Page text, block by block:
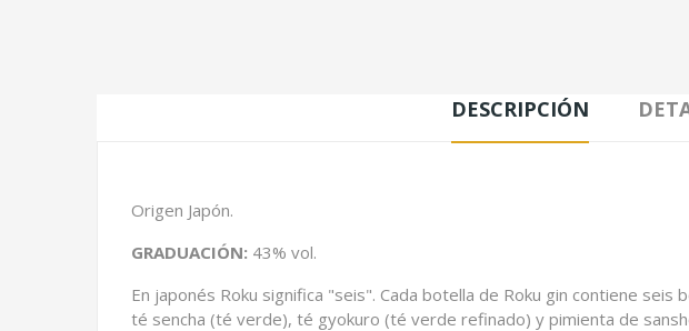
DESCRIPCIÓN
Origen Japón.
GRADUACIÓN: 43% vol.
En japonés Roku significa "seis". Cada botella de Roku gin contiene
té sencha (té verde), té gyokuro (té verde refinado) y pimienta de